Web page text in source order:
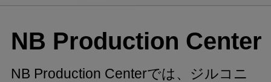
NB Production Center
NB Production Centerでは、ジルコニ